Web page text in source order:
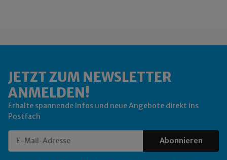
JETZT ZUM NEWSLETTER
ANMELDEN!
Erhalte spannende Infos und neue Angebote direkt ins
Postfach
Abonnieren